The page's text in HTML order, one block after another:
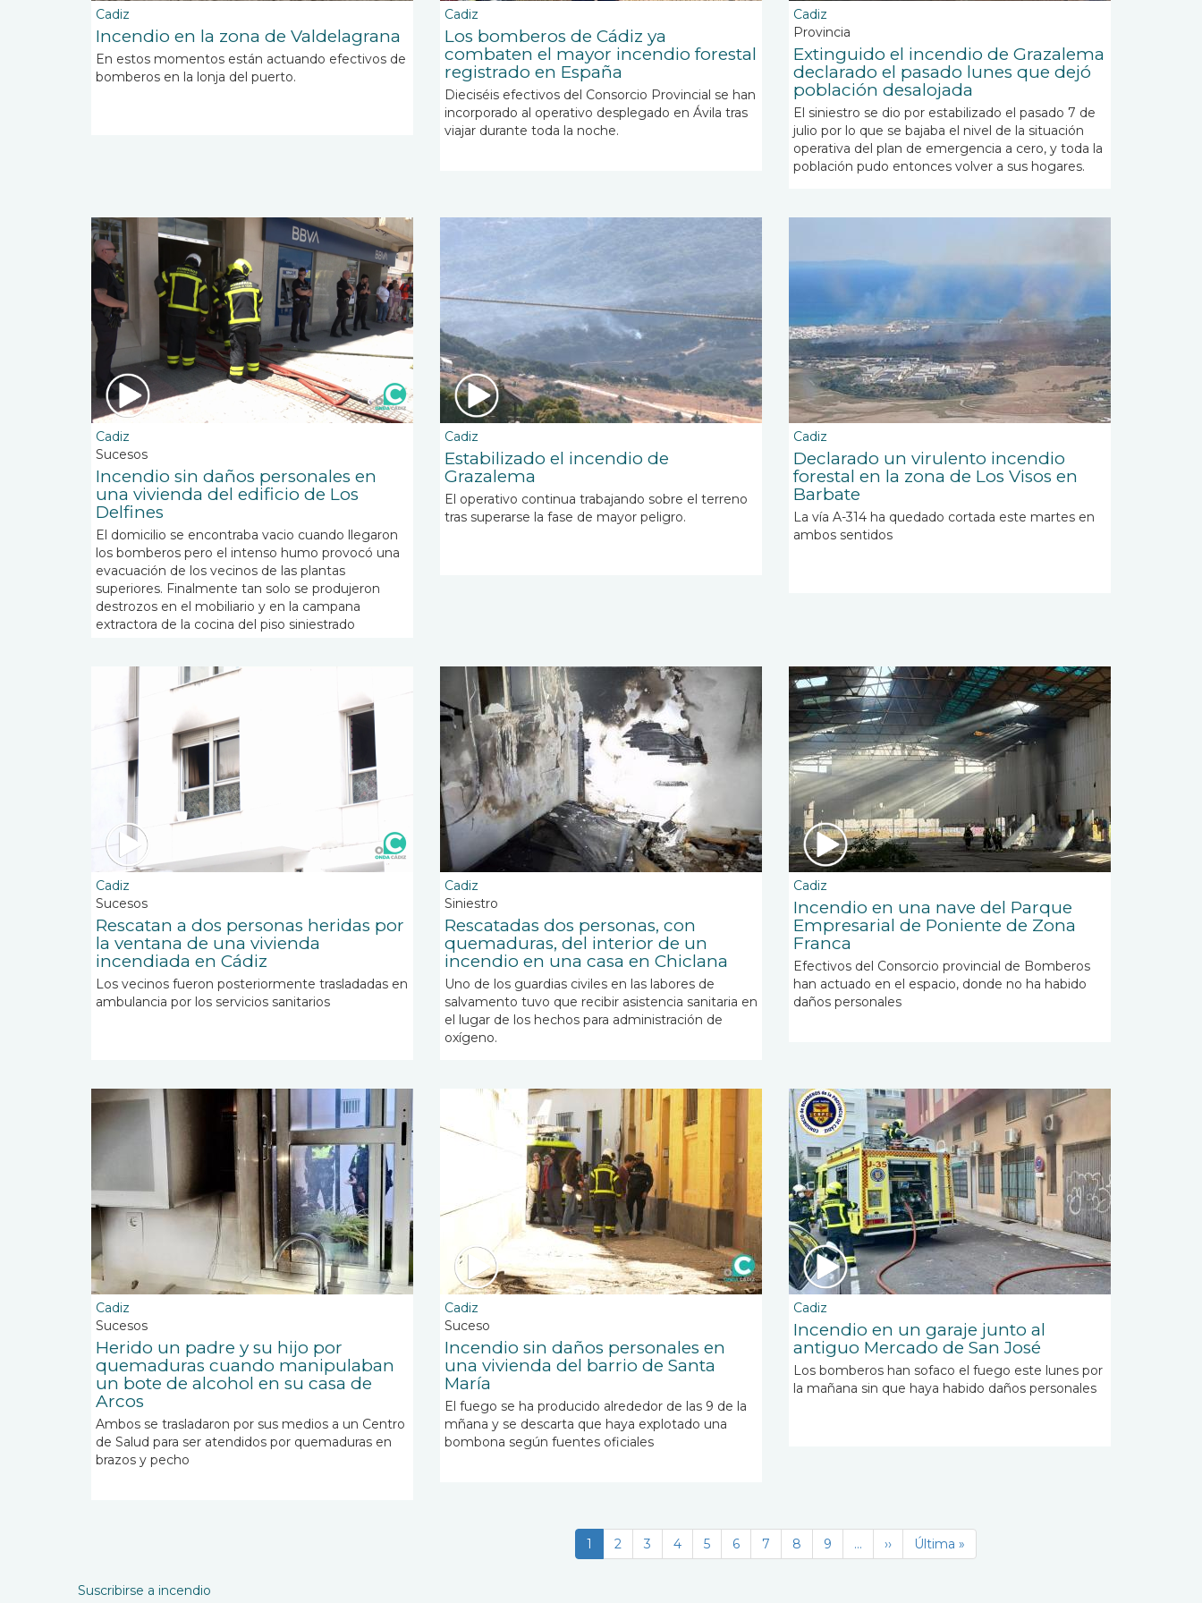
Cadiz
Incendio en la zona de Valdelagrana
En estos momentos están actuando efectivos de
bomberos en la lonja del puerto.
Cadiz
Los bomberos de Cádiz ya
combaten el mayor incendio forestal
registrado en España
Dieciséis efectivos del Consorcio Provincial se han
incorporado al operativo desplegado en Ávila tras
viajar durante toda la noche.
Cadiz
Provincia
Extinguido el incendio de Grazalema
declarado el pasado lunes que dejó
población desalojada
El siniestro se dio por estabilizado el pasado 7 de
julio por lo que se bajaba el nivel de la situación
operativa del plan de emergencia a cero, y toda la
población pudo entonces volver a sus hogares.
Cadiz
Sucesos
Incendio sin daños personales en
una vivienda del edificio de Los
Delfines
El domicilio se encontraba vacio cuando llegaron
los bomberos pero el intenso humo provocó una
evacuación de los vecinos de las plantas
superiores. Finalmente tan solo se produjeron
destrozos en el mobiliario y en la campana
extractora de la cocina del piso siniestrado
Cadiz
Estabilizado el incendio de
Grazalema
El operativo continua trabajando sobre el terreno
tras superarse la fase de mayor peligro.
Cadiz
Declarado un virulento incendio
forestal en la zona de Los Visos en
Barbate
La vía A-314 ha quedado cortada este martes en
ambos sentidos
Cadiz
Sucesos
Rescatan a dos personas heridas por
la ventana de una vivienda
incendiada en Cádiz
Los vecinos fueron posteriormente trasladadas en
ambulancia por los servicios sanitarios
Cadiz
Siniestro
Rescatadas dos personas, con
quemaduras, del interior de un
incendio en una casa en Chiclana
Uno de los guardias civiles en las labores de
salvamento tuvo que recibir asistencia sanitaria en
el lugar de los hechos para administración de
oxígeno.
Cadiz
Incendio en una nave del Parque
Empresarial de Poniente de Zona
Franca
Efectivos del Consorcio provincial de Bomberos
han actuado en el espacio, donde no ha habido
daños personales
Cadiz
Sucesos
Herido un padre y su hijo por
quemaduras cuando manipulaban
un bote de alcohol en su casa de
Arcos
Ambos se trasladaron por sus medios a un Centro
de Salud para ser atendidos por quemaduras en
brazos y pecho
Cadiz
Suceso
Incendio sin daños personales en
una vivienda del barrio de Santa
María
El fuego se ha producido alrededor de las 9 de la
mñana y se descarta que haya explotado una
bombona según fuentes oficiales
Cadiz
Incendio en un garaje junto al
antiguo Mercado de San José
Los bomberos han sofaco el fuego este lunes por
la mañana sin que haya habido daños personales
Página
actual
1 Page
2 Page
3 Page
4 Page
5 Page
6 Page
7 Page
8 Page
9 …
Siguiente
página
››
Última
página
Última »
Suscribirse a incendio